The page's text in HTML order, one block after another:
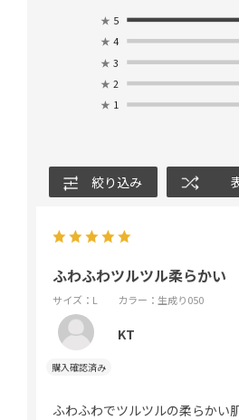
★ 5
★ 4
★ 3
★ 2
★ 1
絞り込み
ふわふわツルツル柔らかい
サイズ：L カラー：生成り050
KT
ふわふわでツルツルの柔らかい